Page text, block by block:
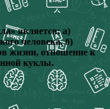
является: а)
человека. б)
жизни, отношение к
куклы.